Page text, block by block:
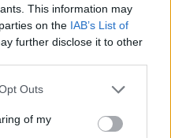
This information may
on the IAB’s List of
further disclose it to other
Outs
of my